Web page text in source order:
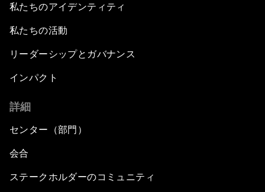
私たちのアイデンティティ
私たちの活動
リーダーシップとガバナンス
インパクト
詳細
センター（部門）
会合
ステークホルダーのコミュニティ